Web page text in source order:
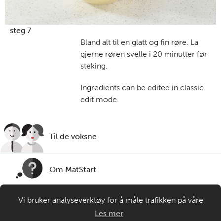
steg 7
Bland alt til en glatt og fin røre. La
gjerne røren svelle i 20 minutter før
steking.
Ingredients can be edited in classic
edit mode.
Til de voksne
Om MatStart
Kontakt oss
Vi bruker analyseverktøy for å måle trafikken på våre
nettsider. Informasjonskapsler plasseres i din nettleser og
Les mer